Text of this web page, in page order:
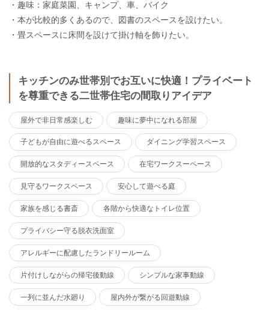
・趣味：家庭菜園、キャンプ、車、バイク
・本が比較的多くあるので、図書のスペースを設けたい。
・畳スペースに床間を設けて掛け軸を飾りたい。
キッチンのみ世帯別でお互いに快適！プライベート
を尊重できる二世帯住宅の間取りアイデア
屋外で非日常感楽しむ 趣味に夢中になれる部屋
子どもが自由に遊べるスペース ダイニング学習スペース
開放的なスタディースペース 在宅ワークスーペース
見守るワークスペース 安心して遊べる庭
家族を感じる書斎 各階から快適なトイレ位置
プライバシー守る脱衣洗面室
アレルギーに配慮したランドリールーム
片付けしながらの帰宅後動線 シンプルな家事動線
一列に並んだ水廻り 屋内外が繋がる回遊動線